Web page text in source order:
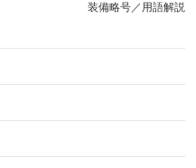
装備略号／用語解説